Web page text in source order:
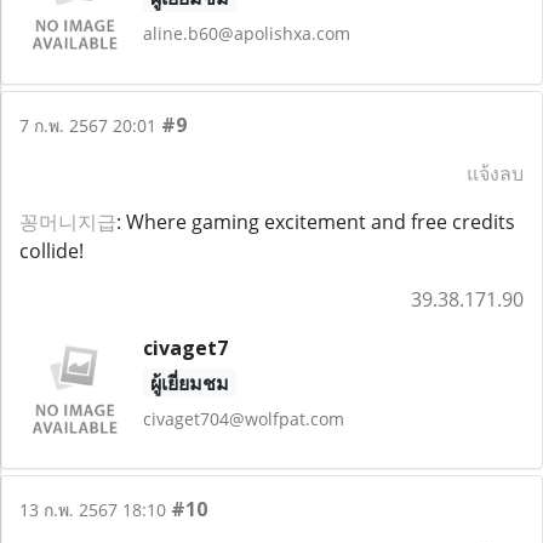
aline.b60@apolishxa.com
7 ก.พ. 2567 20:01 #9
แจ้งลบ
꽁머니지급: Where gaming excitement and free credits
collide!
39.38.171.90
civaget7
ผู้เยี่ยมชม
civaget704@wolfpat.com
13 ก.พ. 2567 18:10 #10